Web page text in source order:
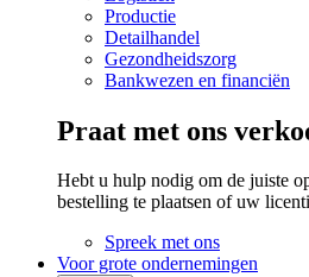
Productie
Detailhandel
Gezondheidszorg
Bankwezen en financiën
Praat met ons
Hebt u hulp nodig om de juiste
bestelling te plaatsen of uw
Spreek met ons
Voor grote ondernemingen